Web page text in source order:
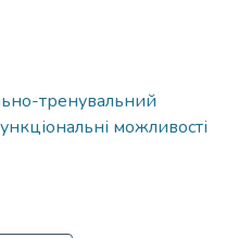
тренувальний
можливості